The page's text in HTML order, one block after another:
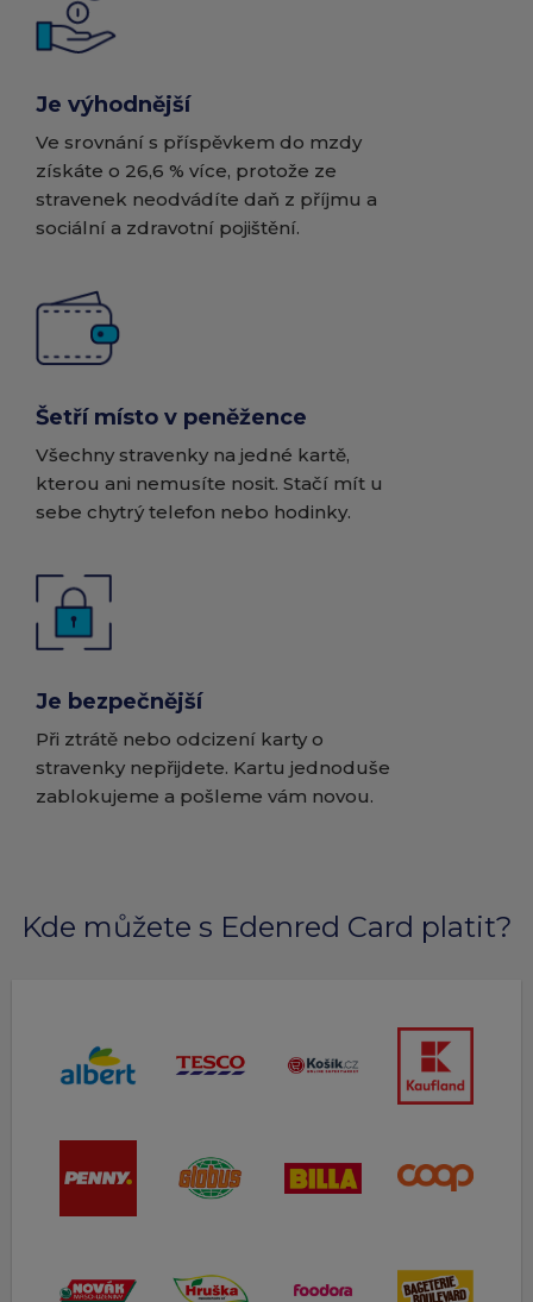
Je výhodnější
Ve srovnání s příspěvkem do mzdy
získáte o 26,6 % více, protože ze
stravenek neodvádíte daň z příjmu a
sociální a zdravotní pojištění.
Šetří místo v peněžence
Všechny stravenky na jedné kartě,
kterou ani nemusíte nosit. Stačí mít u
sebe chytrý telefon nebo hodinky.
Je bezpečnější
Při ztrátě nebo odcizení karty o
stravenky nepřijdete. Kartu jednoduše
zablokujeme a pošleme vám novou.
Kde můžete s Edenred Card platit?